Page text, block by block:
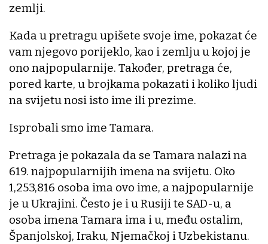
zemlji.
Kada u pretragu upišete svoje ime, pokazat će
vam njegovo porijeklo, kao i zemlju u kojoj je
ono najpopularnije. Također, pretraga će,
pored karte, u brojkama pokazati i koliko ljudi
na svijetu nosi isto ime ili prezime.
Isprobali smo ime Tamara.
Pretraga je pokazala da se Tamara nalazi na
619. najpopularnijih imena na svijetu. Oko
1,253,816 osoba ima ovo ime, a najpopularnije
je u Ukrajini. Često je i u Rusiji te SAD-u, a
osoba imena Tamara ima i u, među ostalim,
Španjolskoj, Iraku, Njemačkoj i Uzbekistanu.